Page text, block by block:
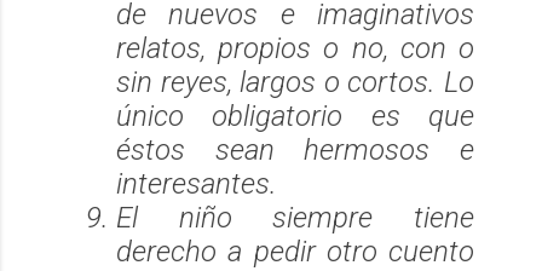
de nuevos e imaginativos
relatos, propios o no, con o
sin reyes, largos o cortos. Lo
único obligatorio es que
éstos sean hermosos e
interesantes.
El niño siempre tiene
derecho a pedir otro cuento